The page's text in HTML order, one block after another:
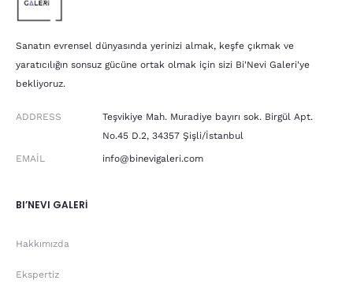
Sanatın evrensel dünyasında yerinizi almak, keşfe çıkmak ve
yaratıcılığın sonsuz gücüne ortak olmak için sizi Bi'Nevi Galeri'ye
bekliyoruz.
ADDRESS
Teşvikiye Mah. Muradiye bayırı sok. Birgül Apt.
No.45 D.2, 34357 Şişli/İstanbul
EMAIL info@binevigaleri.com
BI’NEVI GALERİ
Hakkımızda
Ekspertiz